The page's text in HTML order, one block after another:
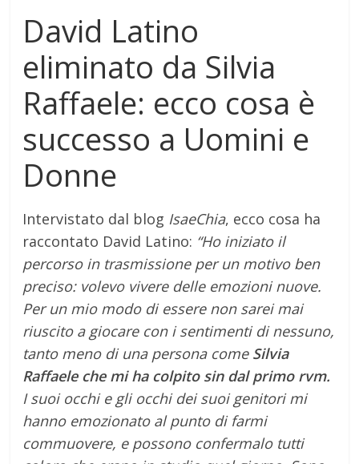
David Latino
eliminato da Silvia
Raffaele: ecco cosa è
successo a Uomini e
Donne
Intervistato dal blog IsaeChia, ecco cosa ha
raccontato David Latino: “Ho iniziato il
percorso in trasmissione per un motivo ben
preciso: volevo vivere delle emozioni nuove.
Per un mio modo di essere non sarei mai
riuscito a giocare con i sentimenti di nessuno,
tanto meno di una persona come Silvia
Raffaele che mi ha colpito sin dal primo rvm.
I suoi occhi e gli occhi dei suoi genitori mi
hanno emozionato al punto di farmi
commuovere, e possono confermalo tutti